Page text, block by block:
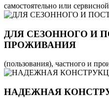
самостоятельно или
ДЛЯ СЕЗОННОГО И
ПРОЖИВАНИЯ
(пользования), частного и
НАДЕЖНАЯ